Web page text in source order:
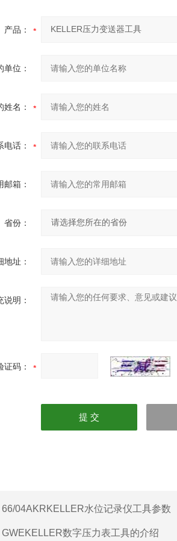
产品：
单位：
姓名：
电话：
邮箱：
省份：
地址：
说明：
证码：
66/04AKRKELLER水位记录仪工具参数
GWEKELLER数字压力表工具的介绍